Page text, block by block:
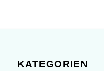
KATEGORIEN